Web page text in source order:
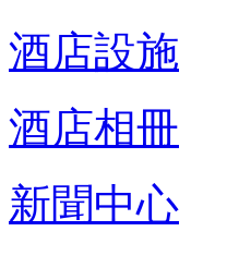
酒店設施
酒店相冊
新聞中心